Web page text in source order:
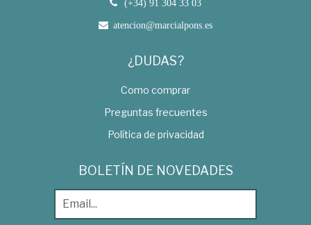
(+34) 91 304 33 03
atencion@marcialpons.es
¿DUDAS?
Como comprar
Preguntas frecuentes
Política de privacidad
BOLETÍN DE NOVEDADES